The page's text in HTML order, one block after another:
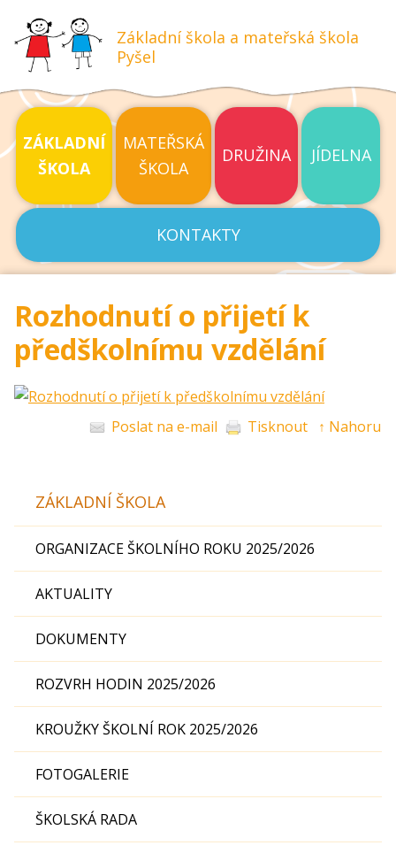
Základní škola a mateřská škola
Pyšel
ZÁKLADNÍ
ŠKOLA
MATEŘSKÁ
ŠKOLA
DRUŽINA JÍDELNA
KONTAKTY
Rozhodnutí o přijetí k
předškolnímu vzdělání
Poslat na e-mail Tisknout ↑ Nahoru
ZÁKLADNÍ ŠKOLA
ORGANIZACE ŠKOLNÍHO ROKU 2025/2026
AKTUALITY
DOKUMENTY
ROZVRH HODIN 2025/2026
KROUŽKY ŠKOLNÍ ROK 2025/2026
FOTOGALERIE
ŠKOLSKÁ RADA